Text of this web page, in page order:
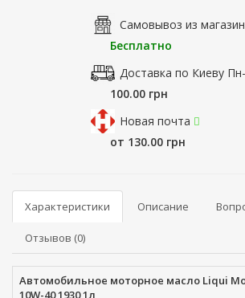
Самовывоз из
Бесплатно
Доставка по Киеву
100.00 грн
Новая почта
от 130.00 грн
Характеристики Описание
Отзывов (0)
Автомобильное моторное масло Liqui
10W-40 1930 1л